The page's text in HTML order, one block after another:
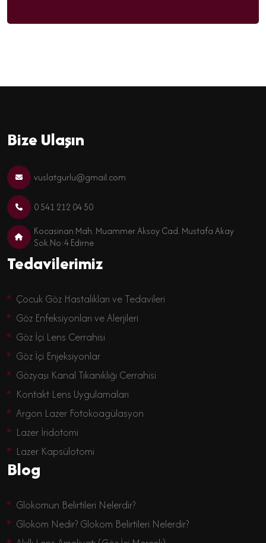
Bize Ulaşın
vuslatgurlu@gmail.com
0 541 212 04 50
Kocasinan Mah. Muammer Aksoy Cad. Mustafa Akay
Sok.No:4 Edirne
Tedavilerimiz
Çocuk Göz Hastalıkları ve Tedavileri
Göz Enfeksiyonları ve Alerjileri
Göz İçi Lens Cerrahisi
Göz İçi Enjeksiyonlar
Gözyaşı Kanal Tıkanıklığı Cerrahisi
Kontakt Lens Uygulamaları
Argon Lazer Fotokoagülasyon
Lazer İridotomi
Lazer Kapsülotomi
Blog
Glokomun Belirtileri Nelerdir?
Glokom Nedir? Glokom Belirtileri Nelerdir?